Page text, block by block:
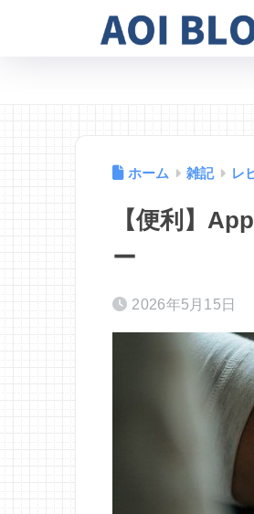
ホーム 雑記 レ
【便利】
ー
2026年5月15日